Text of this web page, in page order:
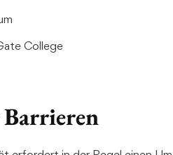
College